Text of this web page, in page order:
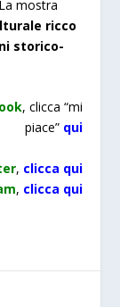
mostra
ricco
storico-
, clicca “mi
piace” qui
, clicca qui
, clicca qui